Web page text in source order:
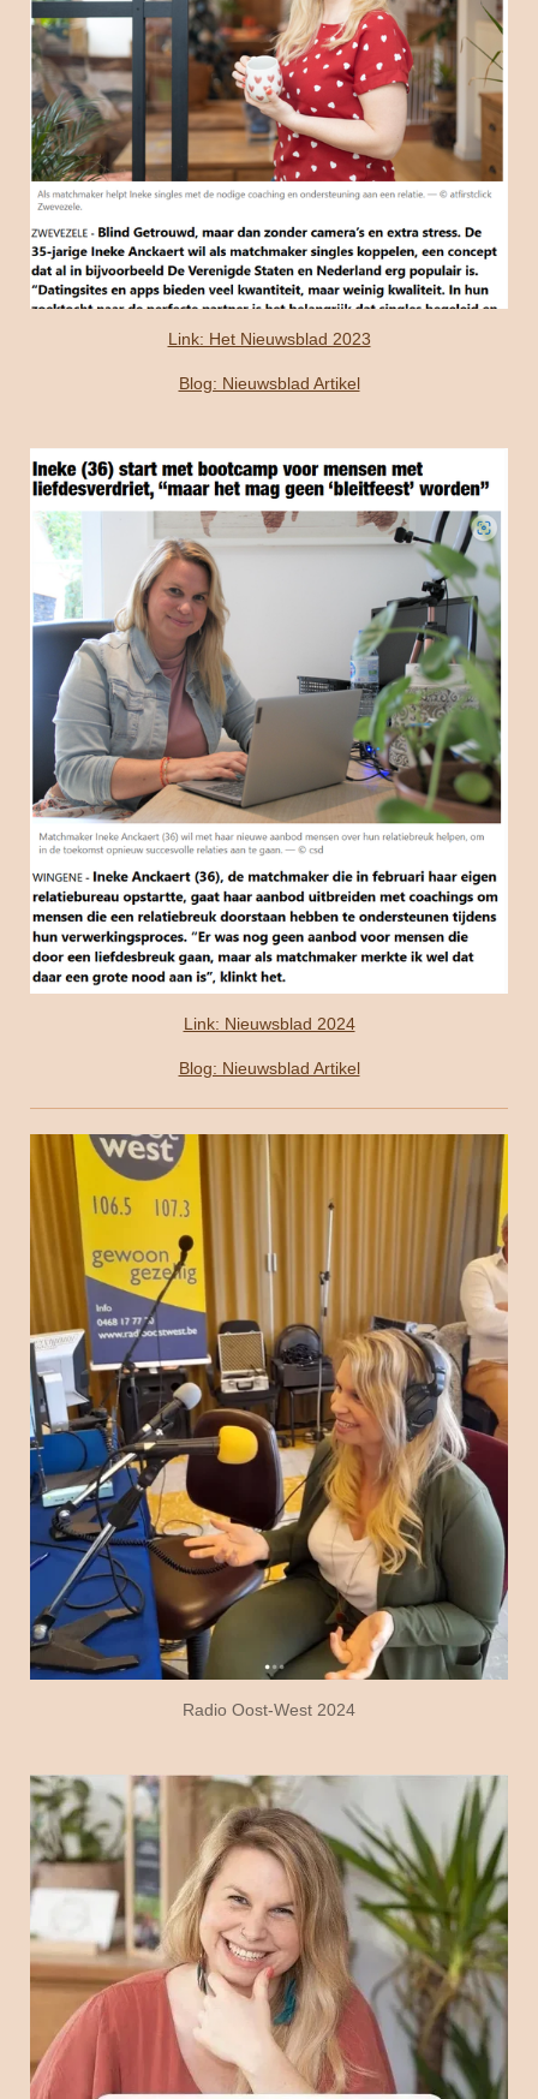
Link: Het Nieuwsblad 2023
Blog: Nieuwsblad Artikel
Link: Nieuwsblad 2024
Blog: Nieuwsblad Artikel
Radio Oost-West 2024